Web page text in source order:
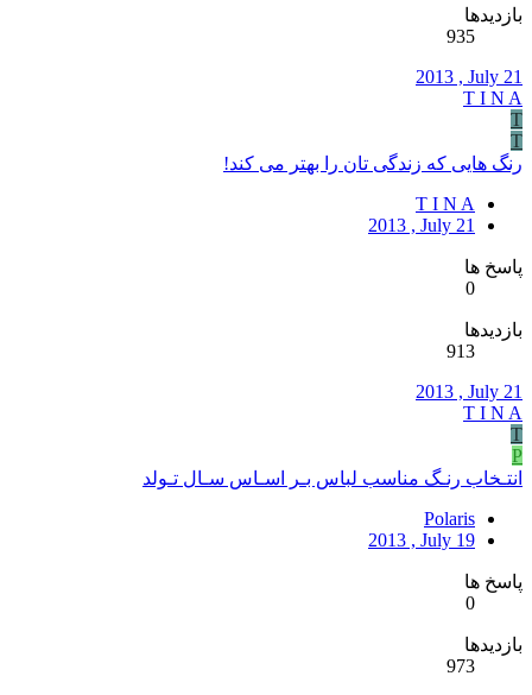
بازدیدها
935
2013 , July 21
T I N A
T
T
رنگ هایی که زندگی تان را بهتر می کند!
T I N A
2013 , July 21
پاسخ ها
0
بازدیدها
913
2013 , July 21
T I N A
T
P
انتـخاب رنـگ مناسب لباس بـر اسـاس سـال تـولد
Polaris
2013 , July 19
پاسخ ها
0
بازدیدها
973